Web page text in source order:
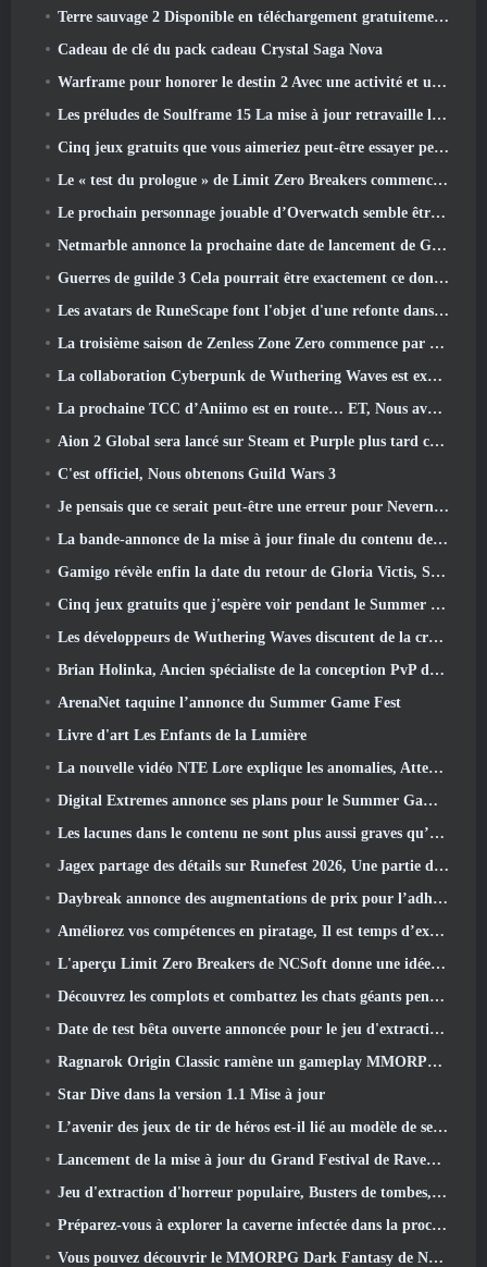
Terre sauvage 2 Disponible en téléchargement gratuitement (Et garde) Pour une durée limitée
Cadeau de clé du pack cadeau Crystal Saga Nova
Warframe pour honorer le destin 2 Avec une activité et un titre spéciaux dans le jeu
Les préludes de Soulframe 15 La mise à jour retravaille le butin et la pêche
Cinq jeux gratuits que vous aimeriez peut-être essayer pendant le Bullet Fest
Le « test du prologue » de Limit Zero Breakers commence aujourd’hui
Le prochain personnage jouable d’Overwatch semble être un chef du crime cyborg surmené
Netmarble annonce la prochaine date de lancement de Global RF Online
Guerres de guilde 3 Cela pourrait être exactement ce dont l’industrie du MMO a besoin en ce moment
Les avatars de RuneScape font l'objet d'une refonte dans la plus grande mise à jour visuelle du jeu au cours des dix dernières années
La troisième saison de Zenless Zone Zero commence par un voyage sur une île de Bangboo dans le ciel, Et vers la plateforme Steam
La collaboration Cyberpunk de Wuthering Waves est exactement ce que j'attends de mes événements crossover de jeux vidéo
La prochaine TCC d’Aniimo est en route… ET, Nous avons une fenêtre de lancement officielle
Aion 2 Global sera lancé sur Steam et Purple plus tard cette année
C'est officiel, Nous obtenons Guild Wars 3
Je pensais que ce serait peut-être une erreur pour Neverness To Everness d'organiser l'événement Porsche Collab Gacha si tôt, Mais j'avais tort
La bande-annonce de la mise à jour finale du contenu de Destiny 2 est un cri de ralliement
Gamigo révèle enfin la date du retour de Gloria Victis, Survivra-t-il la deuxième fois?
Cinq jeux gratuits que j'espère voir pendant le Summer Game Fest
Les développeurs de Wuthering Waves discutent de la création de la séquence de combat Lahai-Roi Mech
Brian Holinka, Ancien spécialiste de la conception PvP de World Of Warcraft, Rejoint l’équipe MMO de League Of Legends
ArenaNet taquine l’annonce du Summer Game Fest
Livre d'art Les Enfants de la Lumière
La nouvelle vidéo NTE Lore explique les anomalies, Attendez, Et comment une organisation « secrète » suit tout cela
Digital Extremes annonce ses plans pour le Summer Game Fest
Les lacunes dans le contenu ne sont plus aussi graves qu’avant
Jagex partage des détails sur Runefest 2026, Une partie de la célébration du 25e anniversaire de RuneScape IP
Daybreak annonce des augmentations de prix pour l’adhésion VIP au Seigneur des Anneaux Online
Améliorez vos compétences en piratage, Il est temps d’explorer Night City dans Wuthering Waves
L'aperçu Limit Zero Breakers de NCSoft donne une idée de ce à quoi s'attendre du prochain test du prologue
Découvrez les complots et combattez les chats géants pendant votre temps libre dans la dernière mise à jour de Where Winds Meet
Date de test bêta ouverte annoncée pour le jeu d'extraction Dark Fantasy, Chasseur de Brume
Ragnarok Origin Classic ramène un gameplay MMORPG équitable et CBT ouvre ses portes en juin 4
Star Dive dans la version 1.1 Mise à jour
L’avenir des jeux de tir de héros est-il lié au modèle de service en direct F2P?
Lancement de la mise à jour du Grand Festival de Raven2, avec la nouvelle classe Warlord
Jeu d'extraction d'horreur populaire, Busters de tombes, Lancements en Occident
Préparez-vous à explorer la caverne infectée dans la prochaine mise à jour d'Eterspire
Vous pouvez découvrir le MMORPG Dark Fantasy de Nexon Embers Of The Uncrown pendant le Steam Next Fest